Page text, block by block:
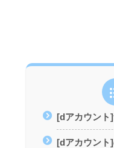
[dアカウント
[dアカウント